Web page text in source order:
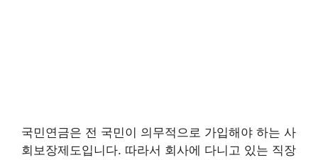
국민연금은 전 국민이 의무적으로 가입해야 하는 사
회보장제도입니다. 따라서 회사에 다니고 있는 직장